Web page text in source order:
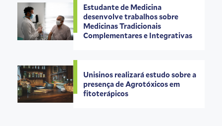
Estudante de Medicina
desenvolve trabalhos sobre
Medicinas Tradicionais
Complementares e Integrativas
Unisinos realizará estudo sobre a
presença de Agrotóxicos em
fitoterápicos